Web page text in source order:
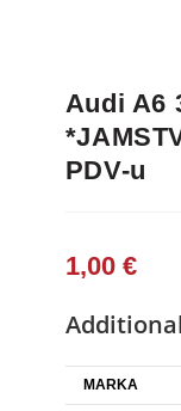
Audi A6
PDV-u
1,00 €
MARKA